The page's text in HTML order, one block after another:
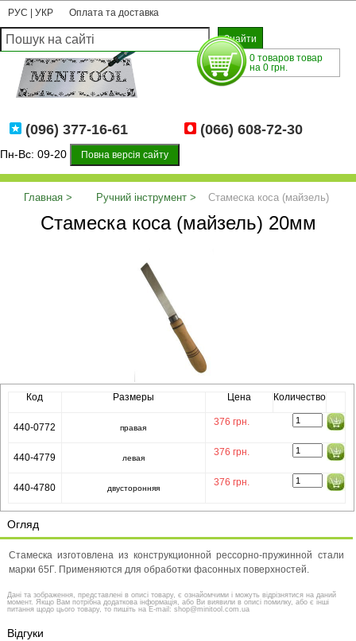
РУС УКР Оплата та доставка
0 товаров товар
на 0 грн.
(096) 377-16-61 (066) 608-72-30
Пн-Вс: 09-20 Повна версія сайту
Главная Ручний інструмент
Стамеска коса (майзель)
Стамеска коса (майзель) 20мм
Код Размеры Цена Количество
440-0772 правая
376 грн.
440-4779 левая
376 грн.
440-4780 двусторонняя
376 грн.
Огляд
Стамеска изготовлена из конструкционной рессорно-пружинной стали
марки 65Г. Применяются для обработки фасонных поверхностей.
Дані та зображення, представлені в описі товару, є ознайомчими і можуть відрізнятися на даний
момент. Якщо Вам потрібна додаткова інформація, або Ви виявили в описі помилку, або є інші
питання щодо цього товару, то пишіть на E-mail: shop@minitool.com.ua
Відгуки